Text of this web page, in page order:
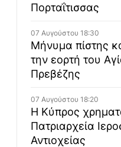
Πορταΐτισσας
07 Αυγούστου 18:30
Μήνυμα πίστης
την εορτή του
Πρεβέζης
07 Αυγούστου 18:20
Η Κύπρος
Πατριαρχεία
Αντιοχείας